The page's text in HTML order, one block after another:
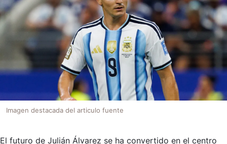
Imagen destacada del articulo fuente
El futuro de Julián Álvarez se ha convertido en el centro